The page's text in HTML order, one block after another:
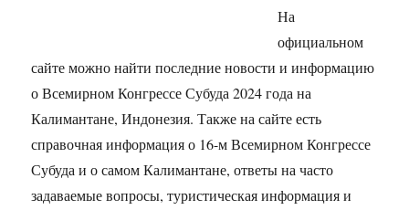
На
официальном
сайте можно найти последние новости и информацию
о Всемирном Конгрессе Субуда 2024 года на
Калимантане, Индонезия. Также на сайте есть
справочная информация о 16-м Всемирном Конгрессе
Субуда и о самом Калимантане, ответы на часто
задаваемые вопросы, туристическая информация и